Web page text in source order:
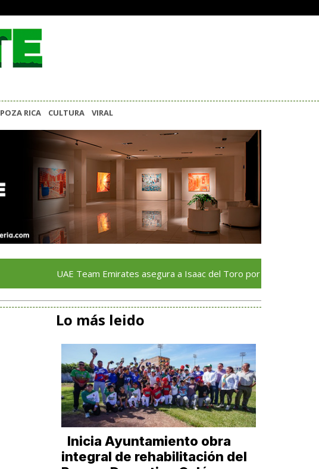
POZA RICA CULTURA VIRAL
UAE Team Emirates asegura a Isaac del Toro por cinco temporadas más
Lo más leido
Inicia Ayuntamiento obra
integral de rehabilitación del